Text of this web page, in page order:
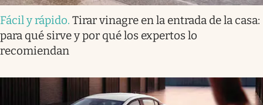
Fácil y rápido. Tirar vinagre en la entrada de la casa:
para qué sirve y por qué los expertos lo
recomiendan